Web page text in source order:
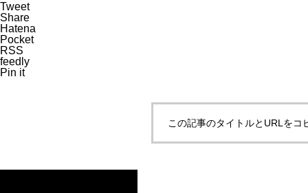
Tweet
Share
Hatena
Pocket
RSS
feedly
Pin it
この記事のタイトルとURLをコ